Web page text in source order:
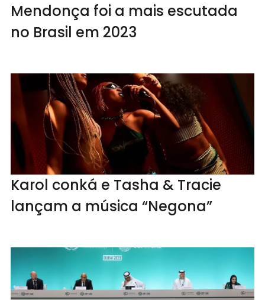
Mendonça foi a mais escutada
no Brasil em 2023
Karol conká e Tasha & Tracie
lançam a música “Negona”